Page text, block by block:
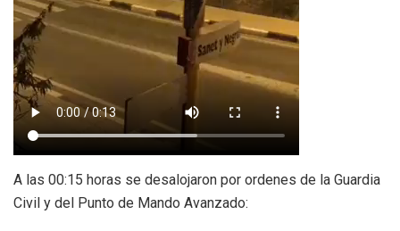
A las 00:15 horas se desalojaron por ordenes de la Guardia
Civil y del Punto de Mando Avanzado: